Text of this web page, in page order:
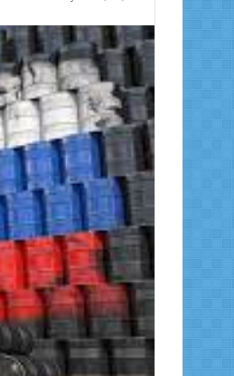
س
ل
ب
ر
ي
د
ا
إ
ل
ك
ت
ر
و
ن
ي
ا